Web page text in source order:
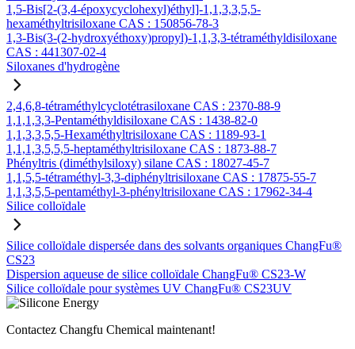
1,5-Bis[2-(3,4-époxycyclohexyl)éthyl]-1,1,3,3,5,5-
hexaméthyltrisiloxane CAS : 150856-78-3
1,3-Bis(3-(2-hydroxyéthoxy)propyl)-1,1,3,3-tétraméthyldisiloxane
CAS : 441307-02-4
Siloxanes d'hydrogène
2,4,6,8-tétraméthylcyclotétrasiloxane CAS : 2370-88-9
1,1,1,3,3-Pentaméthyldisiloxane CAS : 1438-82-0
1,1,3,3,5,5-Hexaméthyltrisiloxane CAS : 1189-93-1
1,1,1,3,5,5,5-heptaméthyltrisiloxane CAS : 1873-88-7
Phényltris (diméthylsiloxy) silane CAS : 18027-45-7
1,1,5,5-tétraméthyl-3,3-diphényltrisiloxane CAS : 17875-55-7
1,1,3,5,5-pentaméthyl-3-phényltrisiloxane CAS : 17962-34-4
Silice colloïdale
Silice colloïdale dispersée dans des solvants organiques ChangFu®
CS23
Dispersion aqueuse de silice colloïdale ChangFu® CS23-W
Silice colloïdale pour systèmes UV ChangFu® CS23UV
Contactez Changfu Chemical maintenant!